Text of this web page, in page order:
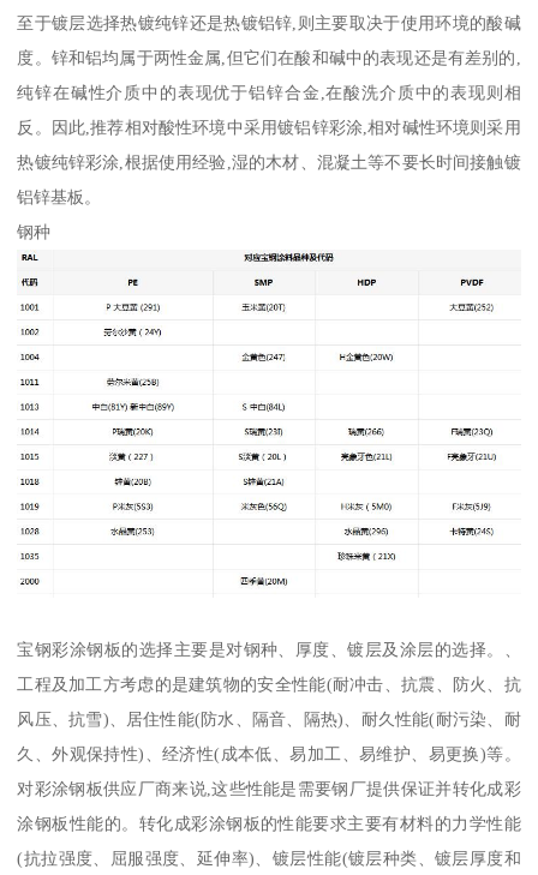
至于镀层选择热镀纯锌还是热镀铝锌,则主要取决于使用环境的酸碱
度。锌和铝均属于两性金属,但它们在酸和碱中的表现还是有差别的,
纯锌在碱性介质中的表现优于铝锌合金,在酸洗介质中的表现则相
反。因此,推荐相对酸性环境中采用镀铝锌彩涂,相对碱性环境则采用
热镀纯锌彩涂,根据使用经验,湿的木材、混凝土等不要长时间接触镀
铝锌基板。
钢种
宝钢彩涂钢板的选择主要是对钢种、厚度、镀层及涂层的选择。、
工程及加工方考虑的是建筑物的安全性能(耐冲击、抗震、防火、抗
风压、抗雪)、居住性能(防水、隔音、隔热)、耐久性能(耐污染、耐
久、外观保持性)、经济性(成本低、易加工、易维护、易更换)等。
对彩涂钢板供应厂商来说,这些性能是需要钢厂提供保证并转化成彩
涂钢板性能的。转化成彩涂钢板的性能要求主要有材料的力学性能
(抗拉强度、屈服强度、延伸率)、镀层性能(镀层种类、镀层厚度和